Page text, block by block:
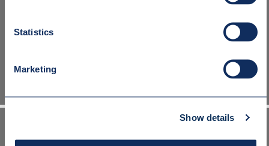
Statistics
Marketing
Show details
UCHWYT Z NAPĘDEM ELEKTRYCZNYM DO TRANSPORTU PAKIETÓW